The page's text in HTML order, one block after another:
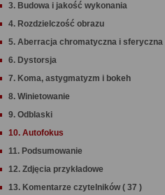
3. Budowa i jakość wykonania
4. Rozdzielczość obrazu
5. Aberracja chromatyczna i sferyczna
6. Dystorsja
7. Koma, astygmatyzm i bokeh
8. Winietowanie
9. Odblaski
10. Autofokus
11. Podsumowanie
12. Zdjęcia przykładowe
13. Komentarze czytelników ( 37 )